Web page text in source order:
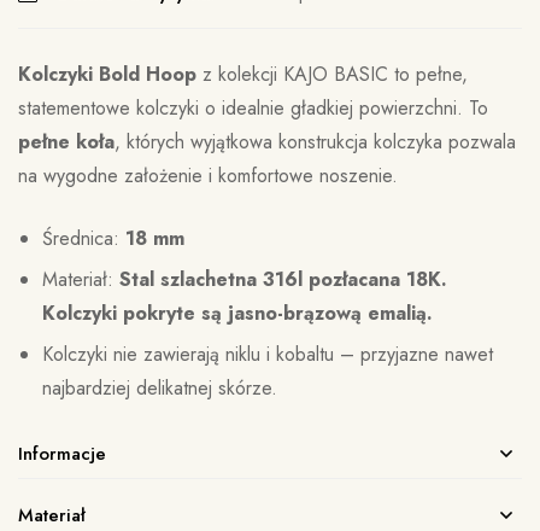
Kolczyki Bold Hoop z kolekcji KAJO BASIC to pełne,
statementowe kolczyki o idealnie gładkiej powierzchni. To
pełne koła, których wyjątkowa konstrukcja kolczyka pozwala
na wygodne założenie i komfortowe noszenie.
Średnica: 18 mm
Materiał: Stal szlachetna 316l pozłacana 18K.
Kolczyki pokryte są jasno-brązową emalią.
Kolczyki nie zawierają niklu i kobaltu – przyjazne nawet
najbardziej delikatnej skórze.
Informacje
Materiał